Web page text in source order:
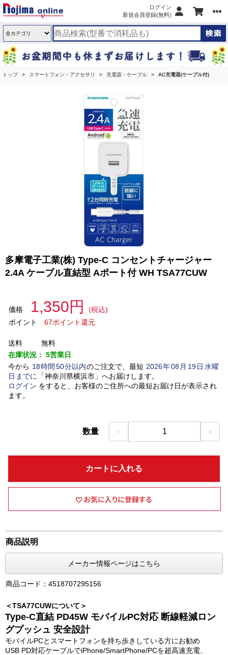
ログイン
新規会員登録(無料)
トップ スマートフォン・アクセサリ 充電器・ケーブル AC充電器(ケーブル付)
多摩電子工業(株) Type-C コンセントチャージャー
2.4A ケーブル直結型 Aポート付 WH TSA77CUW
価格 1,350円
(税込)
ポイント
67ポイント還元
送料
無料
在庫状況： 5営業日
今から 18時間 50分以内のご注文で、最短 2026年08 月 19日水曜
日 までに 「神奈川県横浜市」 へお届けします。
ログイン をすると、お客様のご住所への最短お届け日が表示され
ます。
数量 － 1 ＋
カートに入れる
商品説明
メーカー情報ページはこちら
商品コード：4518707295156
＜TSA77CUWについて＞
Type-C直結 PD45W モバイルPC対応 断線軽減ロン
グプッシュ 安全設計
モバイルPCとスマートフォンを持ち歩きしている方にお勧め
USB PD対応ケーブルでiPhone/SmartPhone/PCを超高速充電、